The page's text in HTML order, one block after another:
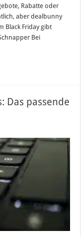
Rabatte oder
aber dealbunny
Black Friday gibt
Bei
Das passende